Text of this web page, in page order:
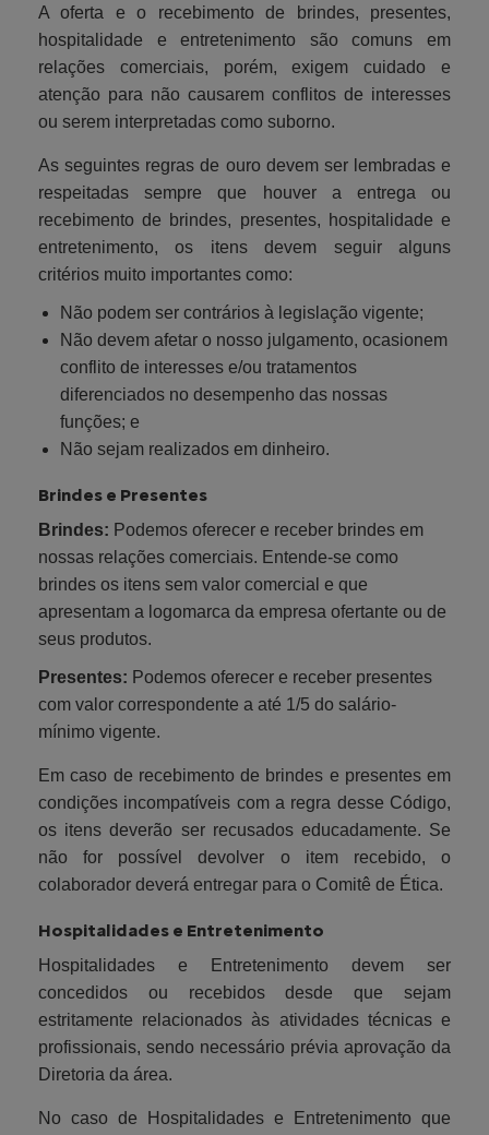
A oferta e o recebimento de brindes, presentes,
hospitalidade e entretenimento são comuns em
relações comerciais, porém, exigem cuidado e
atenção para não causarem conflitos de interesses
ou serem interpretadas como suborno.
As seguintes regras de ouro devem ser lembradas e
respeitadas sempre que houver a entrega ou
recebimento de brindes, presentes, hospitalidade e
entretenimento, os itens devem seguir alguns
critérios muito importantes como:
Não podem ser contrários à legislação vigente;
Não devem afetar o nosso julgamento, ocasionem
conflito de interesses e/ou tratamentos
diferenciados no desempenho das nossas
funções; e
Não sejam realizados em dinheiro.
Brindes e Presentes
Brindes: Podemos oferecer e receber brindes em
nossas relações comerciais. Entende-se como
brindes os itens sem valor comercial e que
apresentam a logomarca da empresa ofertante ou de
seus produtos.
Presentes: Podemos oferecer e receber presentes
com valor correspondente a até 1/5 do salário-
mínimo vigente.
Em caso de recebimento de brindes e presentes em
condições incompatíveis com a regra desse Código,
os itens deverão ser recusados educadamente. Se
não for possível devolver o item recebido, o
colaborador deverá entregar para o Comitê de Ética.
Hospitalidades e Entretenimento
Hospitalidades e Entretenimento devem ser
concedidos ou recebidos desde que sejam
estritamente relacionados às atividades técnicas e
profissionais, sendo necessário prévia aprovação da
Diretoria da área.
No caso de Hospitalidades e Entretenimento que